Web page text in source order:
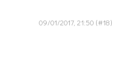
09/01/2017, 21:50